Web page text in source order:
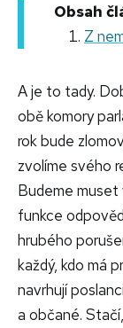
Obsah
Z
A je to tady.
obě komory
rok bude
zvolíme svého
Budeme
funkce
hrubého
každý, kdo má
navrhují
a občané.